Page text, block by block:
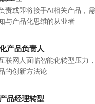
责或即将接手AI相关产品，
与产品化思维的从业者
产品负责人
联网人面临智能化转型压力
的创新方法论
品经理转型